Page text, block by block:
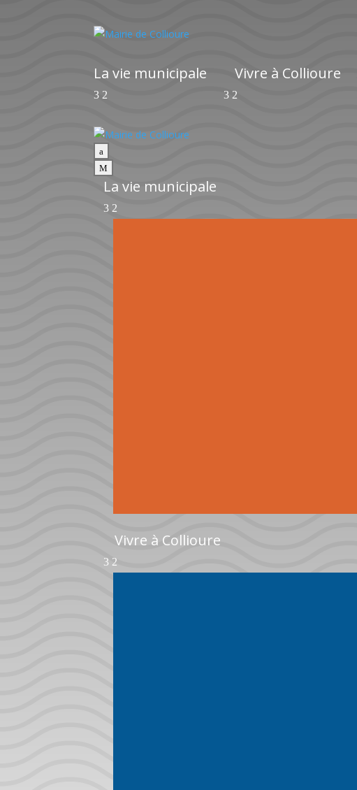
La vie municipale Vivre à Collioure
a
M
La vie municipale
Vivre à Collioure